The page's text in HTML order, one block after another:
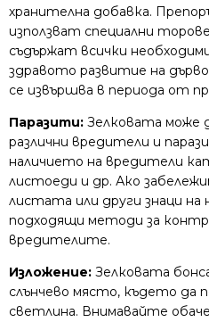
хранителна добавка.
използват специални
съдържат всички
здравото развитие на
се извършва в периода от
Паразити: Зелковата може
различни вредители и
наличието на вредители
листоеди и др. Ако
листата или други знаци на
подходящи методи за
вредителите.
Изложение: Зелковата
слънчево място, където да
светлина. Внимавайте